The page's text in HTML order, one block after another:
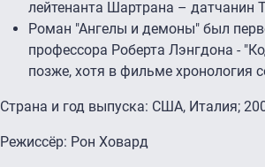
лейтенанта Шартрана – датчанин
Роман "Ангелы и демоны" был
профессора Роберта Лэнгдона -
позже, хотя в фильме хронология
Страна и год выпуска: США, Италия;
Режиссёр: Рон Ховард